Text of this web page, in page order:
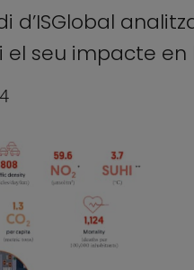
d’ISGlobal
el seu impacte